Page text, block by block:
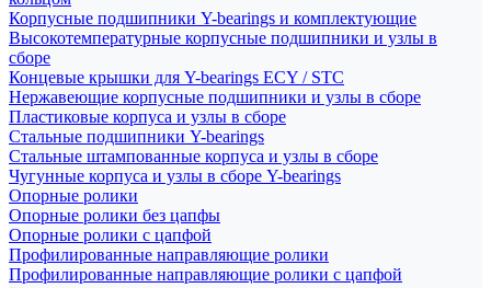
Корпусные подшипники Y-bearings и комплектующие
Высокотемпературные корпусные подшипники и узлы в
сборе
Концевые крышки для Y-bearings ECY / STC
Нержавеющие корпусные подшипники и узлы в сборе
Пластиковые корпуса и узлы в сборе
Стальные подшипники Y-bearings
Стальные штампованные корпуса и узлы в сборе
Чугунные корпуса и узлы в сборе Y-bearings
Опорные ролики
Опорные ролики без цапфы
Опорные ролики с цапфой
Профилированные направляющие ролики
Профилированные направляющие ролики с цапфой